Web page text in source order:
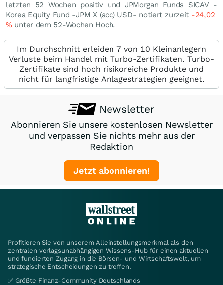
letzten 52 Wochen positiv und JPMorgan Funds SICAV -
Korea Equity Fund -JPM X (acc) USD- notiert zurzeit -24,02
%unter dem 52-Wochen Hoch.
Im Durchschnitt erleiden 7 von 10 Kleinanlegern
Verluste beim Handel mit Turbo-Zertifikaten. Turbo-
Zertifikate sind hoch risikoreiche Produkte und
nicht für langfristige Anlagestrategien geeignet.
Newsletter
Abonnieren Sie unsere kostenlosen Newsletter
und verpassen Sie nichts mehr aus der
Redaktion
Jetzt abonnieren!
Profitieren Sie von unserem Alleinstellungsmerkmal als den
zentralen verlagsunabhängigen Wissens-Hub für einen aktuellen
und fundierten Zugang in die Börsen- und Wirtschaftswelt, um
strategische Entscheidungen zu treffen.
✅ Größte Finanz-Community Deutschlands